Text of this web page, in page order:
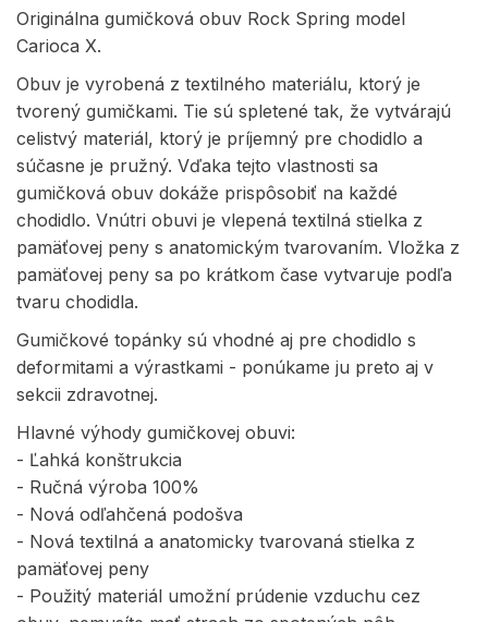
Originálna gumičková obuv Rock Spring model
Carioca X.
Obuv je vyrobená z textilného materiálu, ktorý je
tvorený gumičkami. Tie sú spletené tak, že vytvárajú
celistvý materiál, ktorý je príjemný pre chodidlo a
súčasne je pružný. Vďaka tejto vlastnosti sa
gumičková obuv dokáže prispôsobiť na každé
chodidlo. Vnútri obuvi je vlepená textilná stielka z
pamäťovej peny s anatomickým tvarovaním. Vložka z
pamäťovej peny sa po krátkom čase vytvaruje podľa
tvaru chodidla.
Gumičkové topánky sú vhodné aj pre chodidlo s
deformitami a výrastkami - ponúkame ju preto aj v
sekcii zdravotnej.
Hlavné výhody gumičkovej obuvi:
- Ľahká konštrukcia
- Ručná výroba 100%
- Nová odľahčená podošva
- Nová textilná a anatomicky tvarovaná stielka z
pamäťovej peny
- Použitý materiál umožní prúdenie vzduchu cez